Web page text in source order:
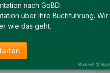
nach GoBD.
über Ihre Buchführung. Wir
wie das geht.
Made with